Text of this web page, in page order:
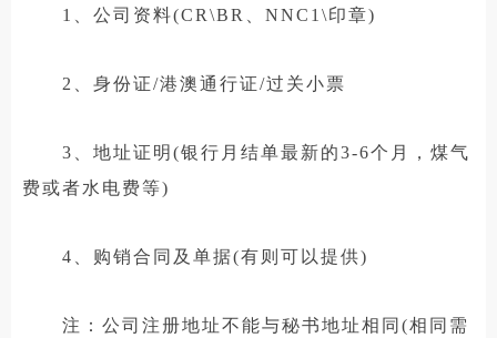
1、公司资料(CR\BR、NNC1\印章)
2、身份证/港澳通行证/过关小票
3、地址证明(银行月结单最新的3-6个月，煤气
费或者水电费等)
4、购销合同及单据(有则可以提供)
注：公司注册地址不能与秘书地址相同(相同需